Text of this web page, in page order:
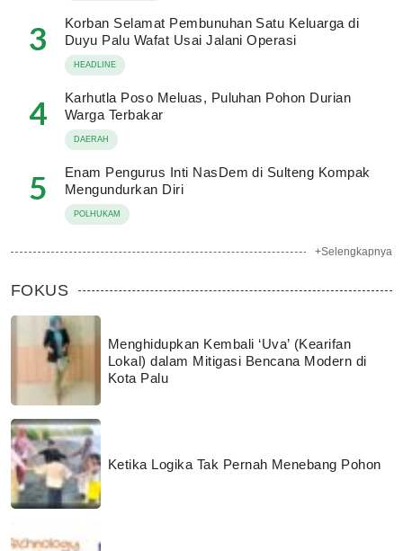
3
Korban Selamat Pembunuhan Satu Keluarga di
Duyu Palu Wafat Usai Jalani Operasi
HEADLINE
4
Karhutla Poso Meluas, Puluhan Pohon Durian
Warga Terbakar
DAERAH
5
Enam Pengurus Inti NasDem di Sulteng Kompak
Mengundurkan Diri
POLHUKAM
+Selengkapnya
FOKUS
Menghidupkan Kembali ‘Uva’ (Kearifan
Lokal) dalam Mitigasi Bencana Modern di
Kota Palu
Ketika Logika Tak Pernah Menebang Pohon